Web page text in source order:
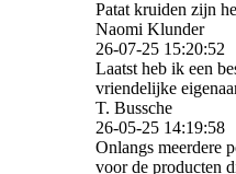
Patat kruiden zijn
Naomi Klunder
26-07-25 15:20:52
Laatst heb ik een
vriendelijke
T. Bussche
26-05-25 14:19:58
Onlangs meerdere
voor de producten